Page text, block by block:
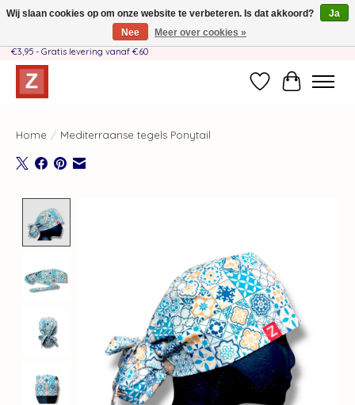
Handgemaakt door moeder-dochterteam❤️ - Verzendkosten BE & NL SLECHTS
€3,95 - Gratis levering vanaf €60
Verlanglijst
Home / Mediterraanse tegels Ponytail
Wij slaan cookies op om onze website te verbeteren. Is dat akkoord?
Ja
Nee
Meer over cookies »